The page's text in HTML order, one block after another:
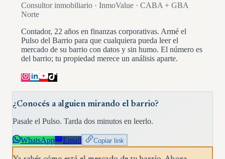
Consultor inmobiliario · InmoValue · CABA + GBA
Norte
Contador, 22 años en finanzas corporativas. Armé el
Pulso del Barrio para que cualquiera pueda leer el
mercado de su barrio con datos y sin humo. El número es
del barrio; tu propiedad merece un análisis aparte.
¿Conocés a alguien mirando el barrio?
Pasale el Pulso. Tarda dos minutos en leerlo.
WhatsApp Email Copiar link